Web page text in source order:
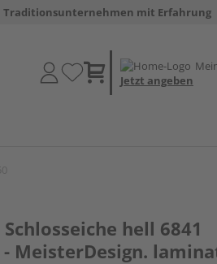
Traditionsunternehmen mit Erfahrung
Jetzt angeben
hell 6841
MeisterDesign.